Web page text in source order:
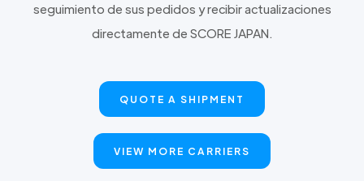
seguimiento de sus pedidos y recibir actualizaciones
directamente de SCORE JAPAN.
QUOTE A SHIPMENT
VIEW MORE CARRIERS